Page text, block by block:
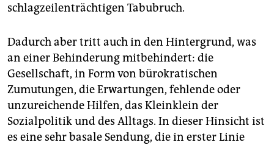
schlagzeilenträchtigen Tabubruch.
Dadurch aber tritt auch in den Hintergrund, was
an einer Behinderung mitbehindert: die
Gesellschaft, in Form von bürokratischen
Zumutungen, die Erwartungen, fehlende oder
unzureichende Hilfen, das Kleinklein der
Sozialpolitik und des Alltags. In dieser Hinsicht ist
es eine sehr basale Sendung, die in erster Linie